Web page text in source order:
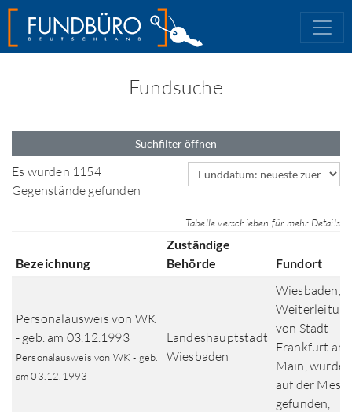
Fundsuche
Suchfilter öffnen
Es wurden 1154
Gegenstände gefunden
Sortierfeld
Tabelle verschieben für mehr Details
Bezeichnung
Zuständige
Behörde
Fundort
Personalausweis von WK
- geb. am 03.12.1993
Personalausweis von WK - geb.
am 03.12.1993
Landeshauptstadt
Wiesbaden
Wiesbaden,
von Stadt
Frankfurt am
Main, wurde
auf der
gefunden,